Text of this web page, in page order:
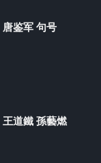
唐鉴军 句号
王道鐵 孫藝燃